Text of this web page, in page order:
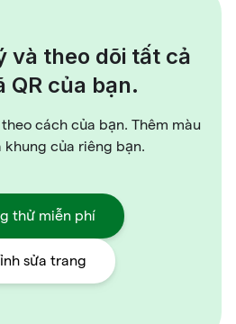
và theo dõi tất cả
QR của bạn.
cách của bạn. Thêm màu
khung của riêng bạn.
thử miễn phí
sửa trang